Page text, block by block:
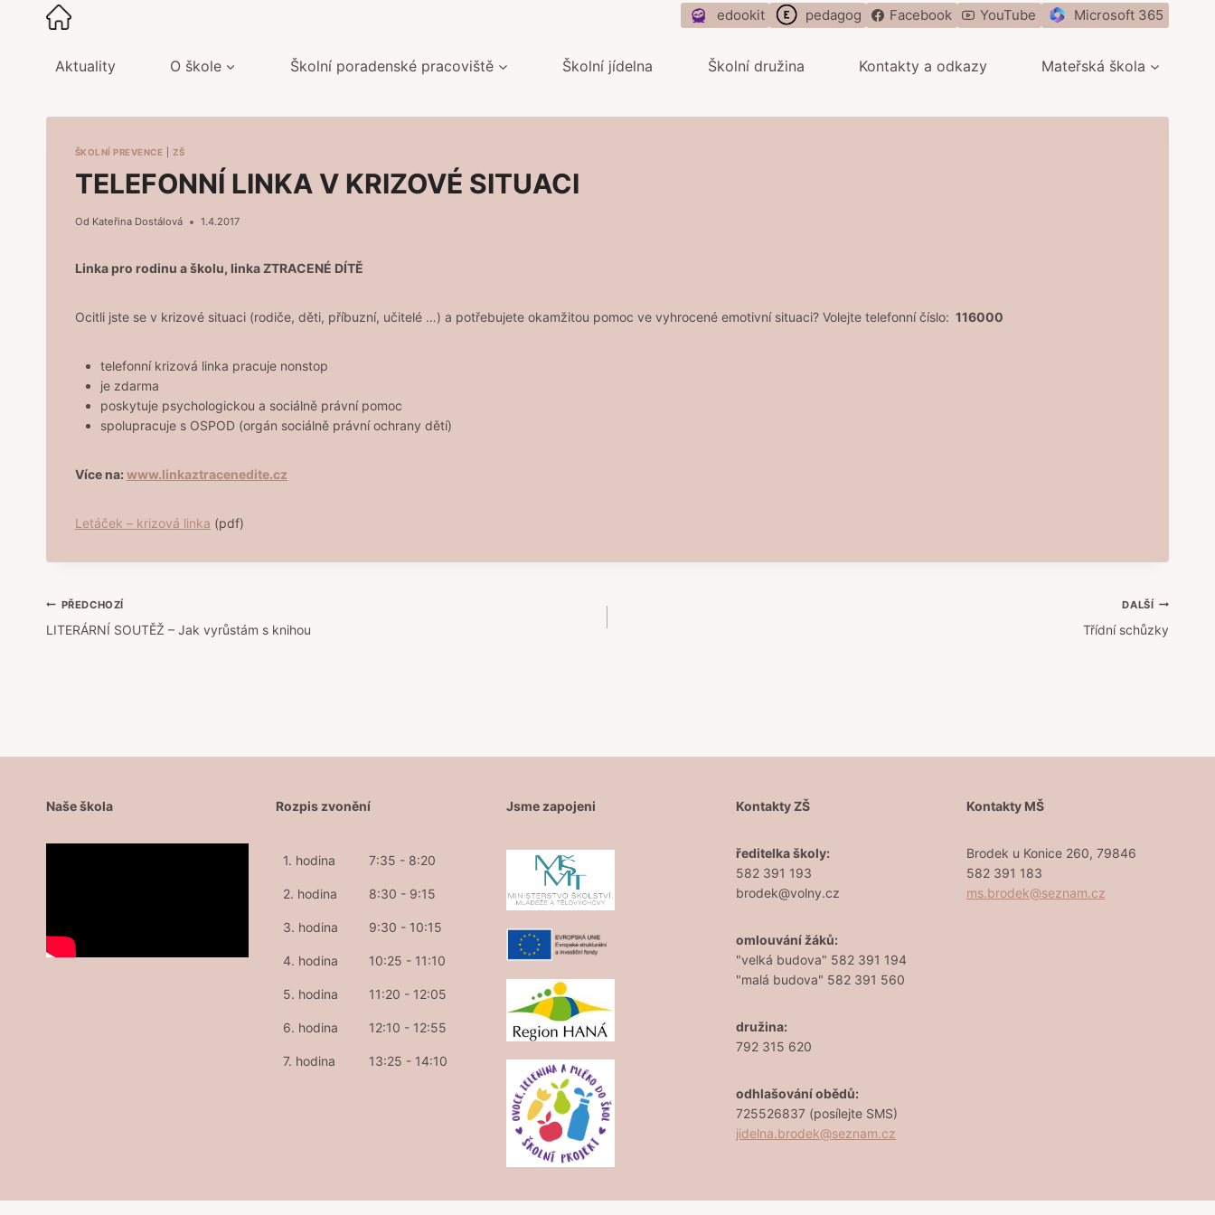
Přeskočit
edookit pedagog Facebook YouTube Microsoft 365
Aktuality O škole Školní poradenské pracoviště Školní jídelna Školní družina Kontakty a odkazy Mateřská škola
ŠKOLNÍ PREVENCE ZŠ
TELEFONNÍ LINKA V KRIZOVÉ SITUACI
Od Kateřina Dostálová 1.4.2017
Linka pro rodinu a školu, linka ZTRACENÉ DÍTĚ
Ocitli jste se v krizové situaci (rodiče, děti, příbuzní, učitelé …) a potřebujete okamžitou pomoc ve vyhrocené emotivní situaci? Volejte telefonní číslo: 116000
telefonní krizová linka pracuje nonstop
je zdarma
poskytuje psychologickou a sociálně právní pomoc
spolupracuje s OSPOD (orgán sociálně právní ochrany dětí)
Více na: www.linkaztracenedite.cz
Letáček – krizová linka (pdf)
Navigace
pro
PŘEDCHOZÍ
LITERÁRNÍ SOUTĚŽ – Jak vyrůstám s knihou
DALŠÍ
Třídní schůzky
Naše škola Rozpis zvonění
1. hodina 7:35 - 8:20
2. hodina 8:30 - 9:15
3. hodina 9:30 - 10:15
4. hodina 10:25 - 11:10
5. hodina 11:20 - 12:05
6. hodina 12:10 - 12:55
7. hodina 13:25 - 14:10
Jsme zapojeni Kontakty ZŠ
ředitelka školy:
582 391 193
brodek@volny.cz
omlouvání žáků:
"velká budova" 582 391 194
"malá budova" 582 391 560
družina:
792 315 620
odhlašování obědů:
725526837 (posílejte SMS)
jidelna.brodek@seznam.cz
Kontakty MŠ
Brodek u Konice 260, 79846
582 391 183
ms.brodek@seznam.cz